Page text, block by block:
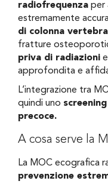
radiofrequenza per
estremamente
di colonna
fratture
priva di radiazioni
approfondita e
L’integrazione tra
quindi uno
precoce.
A cosa serve la
La MOC ecografica
prevenzione